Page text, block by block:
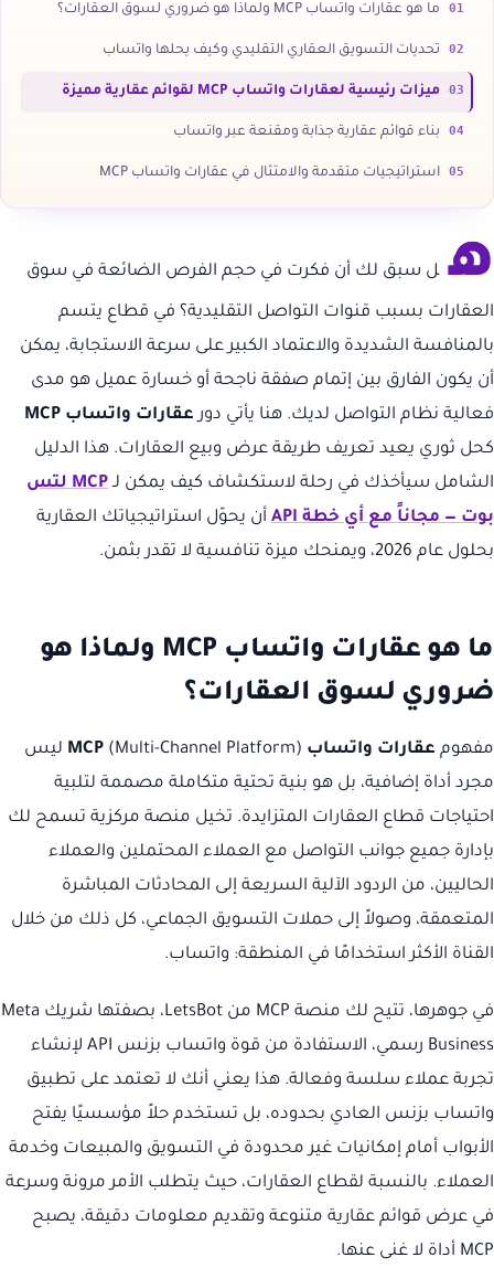
01 ما هو عقارات واتساب MCP ولماذا هو ضروري لسوق العقارات؟
02 تحديات التسويق العقاري التقليدي وكيف يحلها واتساب
03 ميزات رئيسية لعقارات واتساب MCP لقوائم عقارية مميزة
04 بناء قوائم عقارية جذابة ومقنعة عبر واتساب
05 استراتيجيات متقدمة والامتثال في عقارات واتساب MCP
ه ل سبق لك أن فكرت في حجم الفرص الضائعة في سوق
العقارات بسبب قنوات التواصل التقليدية؟ في قطاع يتسم
بالمنافسة الشديدة والاعتماد الكبير على سرعة الاستجابة، يمكن
أن يكون الفارق بين إتمام صفقة ناجحة أو خسارة عميل هو مدى
فعالية نظام التواصل لديك. هنا يأتي دور عقارات واتساب MCP
كحل ثوري يعيد تعريف طريقة عرض وبيع العقارات. هذا الدليل
الشامل سيأخذك في رحلة لاستكشاف كيف يمكن لـ
MCP لتس
بوت — مجاناً مع أي خطة API
أن يحوّل استراتيجياتك العقارية
بحلول عام 2026، ويمنحك ميزة تنافسية لا تقدر بثمن.
ما هو عقارات واتساب MCP ولماذا هو
ضروري لسوق العقارات؟
مفهوم عقارات واتساب MCP
(Multi-Channel Platform) ليس
مجرد أداة إضافية، بل هو بنية تحتية متكاملة مصممة لتلبية
احتياجات قطاع العقارات المتزايدة. تخيل منصة مركزية تسمح لك
بإدارة جميع جوانب التواصل مع العملاء المحتملين والعملاء
الحاليين، من الردود الآلية السريعة إلى المحادثات المباشرة
المتعمقة، وصولاً إلى حملات التسويق الجماعي، كل ذلك من خلال
القناة الأكثر استخدامًا في المنطقة: واتساب.
في جوهرها، تتيح لك منصة MCP من LetsBot، بصفتها شريك Meta
Business رسمي، الاستفادة من قوة واتساب بزنس API لإنشاء
تجربة عملاء سلسة وفعالة. هذا يعني أنك لا تعتمد على تطبيق
واتساب بزنس العادي بحدوده، بل تستخدم حلاً مؤسسيًا يفتح
الأبواب أمام إمكانيات غير محدودة في التسويق والمبيعات وخدمة
العملاء. بالنسبة لقطاع العقارات، حيث يتطلب الأمر مرونة وسرعة
في عرض قوائم عقارية متنوعة وتقديم معلومات دقيقة، يصبح
MCP أداة لا غنى عنها.